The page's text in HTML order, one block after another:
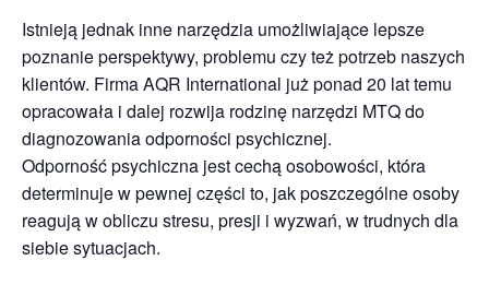
Istnieją jednak inne narzędzia umożliwiające lepsze
poznanie perspektywy, problemu czy też potrzeb naszych
klientów. Firma AQR International już ponad 20 lat temu
opracowała i dalej rozwija rodzinę narzędzi MTQ do
diagnozowania odporności psychicznej.
Odporność psychiczna jest cechą osobowości, która
determinuje w pewnej części to, jak poszczególne osoby
reagują w obliczu stresu, presji i wyzwań, w trudnych dla
siebie sytuacjach.